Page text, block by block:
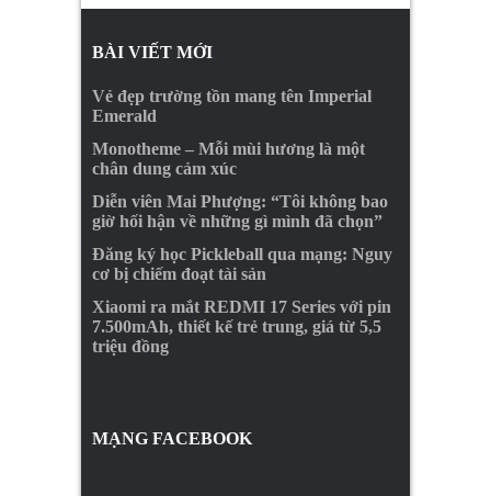
BÀI VIẾT MỚI
Vẻ đẹp trường tồn mang tên Imperial
Emerald
Monotheme – Mỗi mùi hương là một
chân dung cảm xúc
Diễn viên Mai Phượng: “Tôi không bao
giờ hối hận về những gì mình đã chọn”
Đăng ký học Pickleball qua mạng: Nguy
cơ bị chiếm đoạt tài sản
Xiaomi ra mắt REDMI 17 Series với pin
7.500mAh, thiết kế trẻ trung, giá từ 5,5
triệu đồng
MẠNG FACEBOOK